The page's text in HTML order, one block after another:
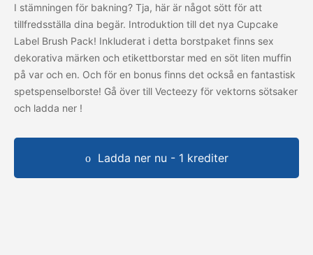
I stämningen för bakning? Tja, här är något sött för att
tillfredsställa dina begär. Introduktion till det nya Cupcake
Label Brush Pack! Inkluderat i detta borstpaket finns sex
dekorativa märken och etikettborstar med en söt liten muffin
på var och en. Och för en bonus finns det också en fantastisk
spetspenselborste! Gå över till Vecteezy för vektorns sötsaker
och ladda ner !
Ladda ner nu - 1 krediter